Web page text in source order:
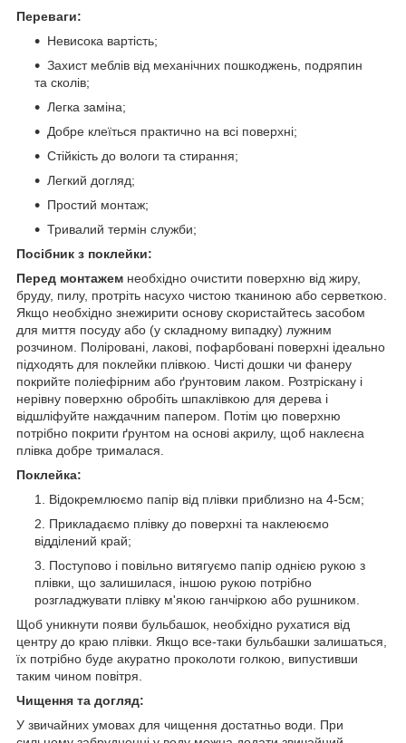
Переваги:
Невисока вартість;
Захист меблів від механічних пошкоджень, подряпин
та сколів;
Легка заміна;
Добре клеїться практично на всі поверхні;
Стійкість до вологи та стирання;
Легкий догляд;
Простий монтаж;
Тривалий термін служби;
Посібник з поклейки:
Перед монтажем необхідно очистити поверхню від жиру,
бруду, пилу, протріть насухо чистою тканиною або серветкою.
Якщо необхідно знежирити основу скористайтесь засобом
для миття посуду або (у складному випадку) лужним
розчином. Поліровані, лакові, пофарбовані поверхні ідеально
підходять для поклейки плівкою. Чисті дошки чи фанеру
покрийте поліефірним або ґрунтовим лаком. Розтріскану і
нерівну поверхню обробіть шпаклівкою для дерева і
відшліфуйте наждачним папером. Потім цю поверхню
потрібно покрити ґрунтом на основі акрилу, щоб наклеєна
плівка добре трималася.
Поклейка:
Відокремлюємо папір від плівки приблизно на 4-5см;
Прикладаємо плівку до поверхні та наклеюємо
відділений край;
Поступово і повільно витягуємо папір однією рукою з
плівки, що залишилася, іншою рукою потрібно
розгладжувати плівку м'якою ганчіркою або рушником.
Щоб уникнути появи бульбашок, необхідно рухатися від
центру до краю плівки. Якщо все-таки бульбашки залишаться,
їх потрібно буде акуратно проколоти голкою, випустивши
таким чином повітря.
Чищення та догляд:
У звичайних умовах для чищення достатньо води. При